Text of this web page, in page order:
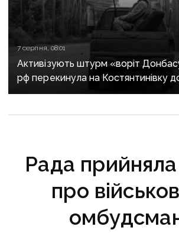
7 серпня, 08:01
Активізують штурм «воріт
рф перекинула на Костянтинівку
підрозділи й поновила атаки
Рада
про